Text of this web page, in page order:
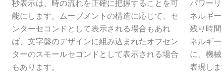
秒表示は、時の流れを正確に把握することを可
能にします。ムーブメントの構造に応じて、セ
ンターセコンドとして表示される場合もあれ
ば、文字盤のデザインに組み込まれたオフセン
ターのスモールセコンドとして表示される場合
もあります。
パワー
ネルギ
残り時
ネルギ
に、機
表現し